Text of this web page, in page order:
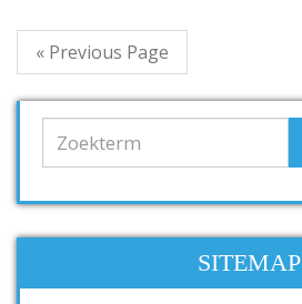
« Previous Page
SITEMAP